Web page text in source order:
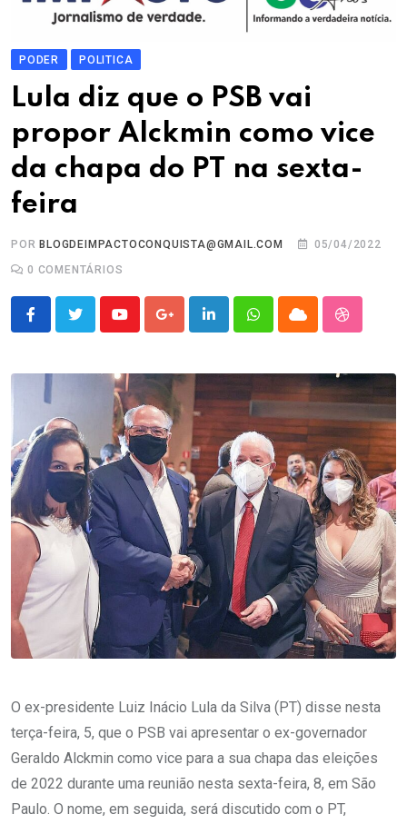
PODER POLITICA
Lula diz que o PSB vai
propor Alckmin como vice
da chapa do PT na sexta-
feira
POR BLOGDEIMPACTOCONQUISTA@GMAIL.COM
05/04/2022
0 COMENTÁRIOS
YoutubeGoogle+LinkedInWhatsappCloud
O ex-presidente Luiz Inácio Lula da Silva (PT) disse nesta
terça-feira, 5, que o PSB vai apresentar o ex-governador
Geraldo Alckmin como vice para a sua chapa das eleições
de 2022 durante uma reunião nesta sexta-feira, 8, em São
Paulo. O nome, em seguida, será discutido com o PT,